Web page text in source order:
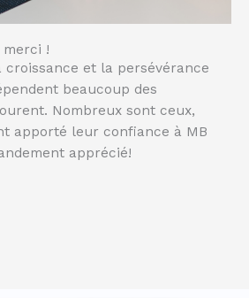
merci !
croissance et la persévérance
beaucoup des
Nombreux sont ceux,
apporté leur confiance à MB
apprécié!